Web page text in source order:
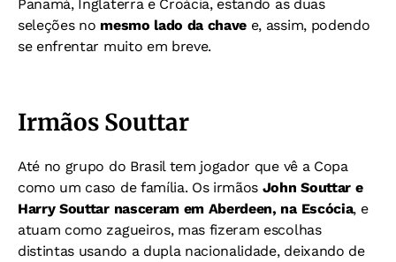
Panamá, Inglaterra e Croácia, estando as duas
seleções no mesmo lado da chave e, assim, podendo
se enfrentar muito em breve.
Irmãos Souttar
Até no grupo do Brasil tem jogador que vê a Copa
como um caso de família. Os irmãos John Souttar e
Harry Souttar nasceram em Aberdeen, na Escócia, e
atuam como zagueiros, mas fizeram escolhas
distintas usando a dupla nacionalidade, deixando de